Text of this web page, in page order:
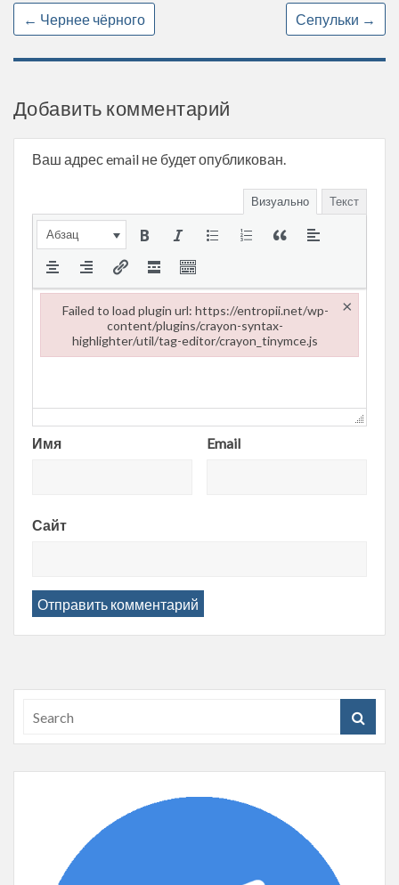
← Чернее чёрного Сепульки →
Добавить комментарий
Ваш адрес email не будет опубликован.
Визуально Текст
Абзац
Имя Email
Сайт
Failed to load plugin url: https://entropii.net/wp-
content/plugins/crayon-syntax-
highlighter/util/tag-editor/crayon_tinymce.js
×
Failed to load plugin url: https://entropii.net/wp-content/